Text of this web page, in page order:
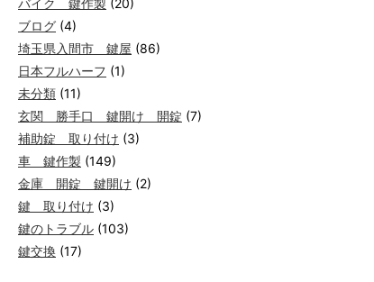
バイク 鍵作製 (20)
ブログ (4)
埼玉県入間市 鍵屋 (86)
日本フルハーフ (1)
未分類 (11)
玄関 勝手口 鍵開け 開錠 (7)
補助錠 取り付け (3)
車 鍵作製 (149)
金庫 開錠 鍵開け (2)
鍵 取り付け (3)
鍵のトラブル (103)
鍵交換 (17)